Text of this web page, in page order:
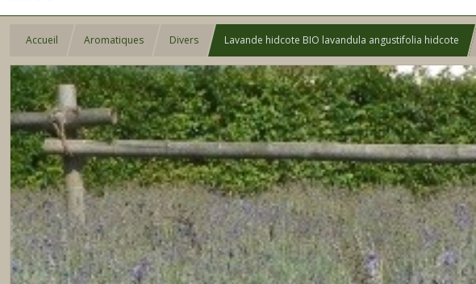
Accueil Aromatiques Divers Lavande hidcote BIO lavandula angustifolia hidcote